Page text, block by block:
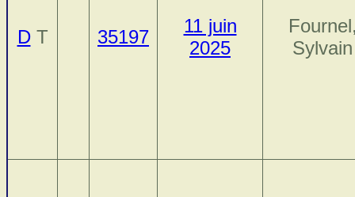
DT 35197
11 juin
2025
Sylvain